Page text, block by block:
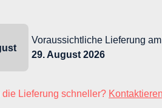
Voraussichtliche Lieferung am
29. August 2026
Lieferung schneller?